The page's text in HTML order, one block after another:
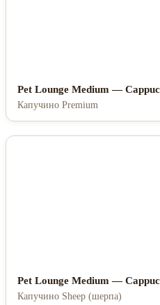
Pet Lounge Medium —
Капучино Premium
Pet Lounge Medium —
Капучино Sheep (шерпа)